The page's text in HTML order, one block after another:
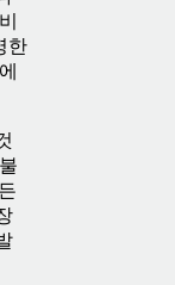
한